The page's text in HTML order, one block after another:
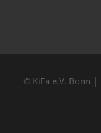
© KiFa e.V. Bonn |